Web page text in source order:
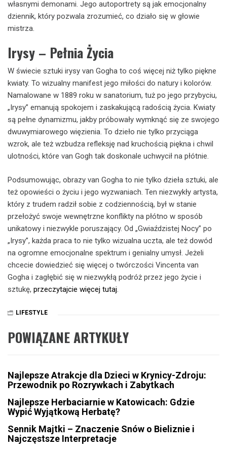
własnymi demonami. Jego autoportrety są jak emocjonalny
dziennik, który pozwala zrozumieć, co działo się w głowie
mistrza.
Irysy – Pełnia Życia
W świecie sztuki irysy van Gogha to coś więcej niż tylko piękne
kwiaty. To wizualny manifest jego miłości do natury i kolorów.
Namalowane w 1889 roku w sanatorium, tuż po jego przybyciu,
„Irysy” emanują spokojem i zaskakującą radością życia. Kwiaty
są pełne dynamizmu, jakby próbowały wymknąć się ze swojego
dwuwymiarowego więzienia. To dzieło nie tylko przyciąga
wzrok, ale też wzbudza refleksję nad kruchością piękna i chwil
ulotności, które van Gogh tak doskonale uchwycił na płótnie.
Podsumowując, obrazy van Gogha to nie tylko dzieła sztuki, ale
też opowieści o życiu i jego wyzwaniach. Ten niezwykły artysta,
który z trudem radził sobie z codziennością, był w stanie
przełożyć swoje wewnętrzne konflikty na płótno w sposób
unikatowy i niezwykle poruszający. Od „Gwiaździstej Nocy” po
„Irysy”, każda praca to nie tylko wizualna uczta, ale też dowód
na ogromne emocjonalne spektrum i genialny umysł. Jeżeli
chcecie dowiedzieć się więcej o twórczości Vincenta van
Gogha i zagłębić się w niezwykłą podróż przez jego życie i
sztukę, przeczytajcie więcej tutaj
LIFESTYLE
POWIĄZANE ARTYKUŁY
Najlepsze Atrakcje dla Dzieci w Krynicy-Zdroju:
Przewodnik po Rozrywkach i Zabytkach
Najlepsze Herbaciarnie w Katowicach: Gdzie
Wypić Wyjątkową Herbatę?
Sennik Majtki – Znaczenie Snów o Bieliznie i
Najczęstsze Interpretacje